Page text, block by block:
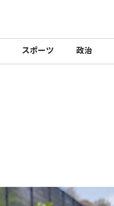
スポーツ 政治